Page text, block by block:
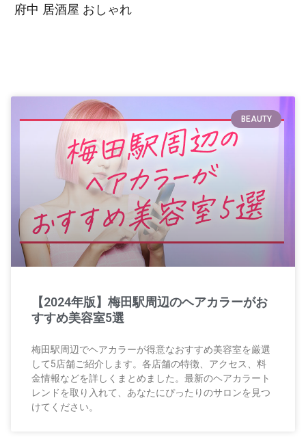
府中 居酒屋 おしゃれ
BEAUTY
【2024年版】梅田駅周辺のヘアカラーがお
すすめ美容室5選
梅田駅周辺でヘアカラーが得意なおすすめ美容室を厳選
して5店舗ご紹介します。各店舗の特徴、アクセス、料
金情報などを詳しくまとめました。最新のヘアカラート
レンドを取り入れて、あなたにぴったりのサロンを見つ
けてください。